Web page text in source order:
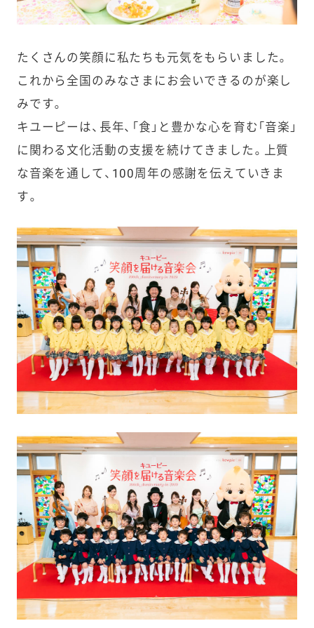
たくさんの笑顔に私たちも元気をもらいました。
これから全国のみなさまにお会いできるのが楽し
みです。
キユーピーは、長年、「食」と豊かな心を育む「音楽」
に関わる文化活動の支援を続けてきました。上質
な音楽を通して、100周年の感謝を伝えていきま
す。